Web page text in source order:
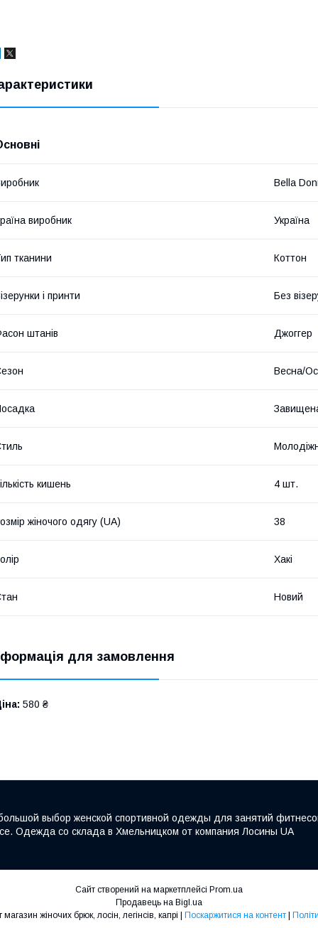
Bella
виробник Україна
тканини Коттон
і принти Без
штанів Джоггер
Весна/
кишень 4 шт.
жіночого одягу (UA) 38
Хакі
Новий
для замовлення
580 ₴
выбор женской спортивной одежды для занятий
Одежда со склада в Хмельницком от компания Лосины UA
Сайт створений на маркетплейсі Prom.ua
Продавець на Bigl.ua
Поскаржитися на контент